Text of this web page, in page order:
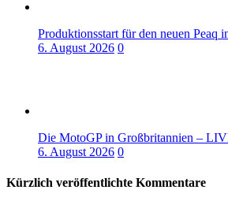
Produktionsstart für den neuen Peaq
6. August 2026 0
Die MotoGP in Großbritannien –
6. August 2026 0
Kürzlich veröffentlichte Kommentare